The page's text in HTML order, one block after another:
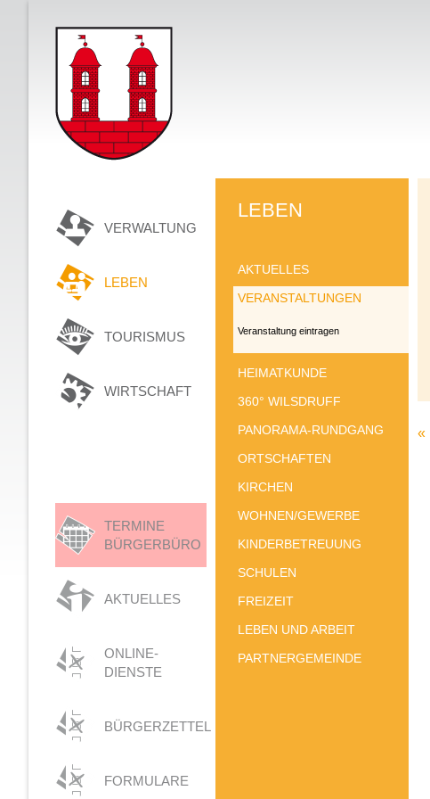
VERWALTUNG
LEBEN
TOURISMUS
WIRTSCHAFT
TERMINE
BÜRGERBÜRO
AKTUELLES
ONLINE-
DIENSTE
BÜRGERZETTEL
FORMULARE
LEBEN
AKTUELLES
VERANSTALTUNGEN
Veranstaltung eintragen
HEIMATKUNDE
360° WILSDRUFF
PANORAMA-RUNDGANG
ORTSCHAFTEN
KIRCHEN
WOHNEN/GEWERBE
KINDERBETREUUNG
SCHULEN
FREIZEIT
LEBEN UND ARBEIT
PARTNERGEMEINDE
«